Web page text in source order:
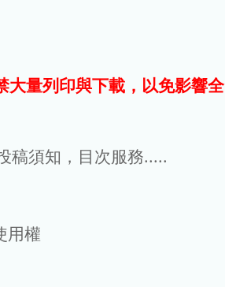
大量列印與下載，以免影響全
稿須知，目次服務.....
用權